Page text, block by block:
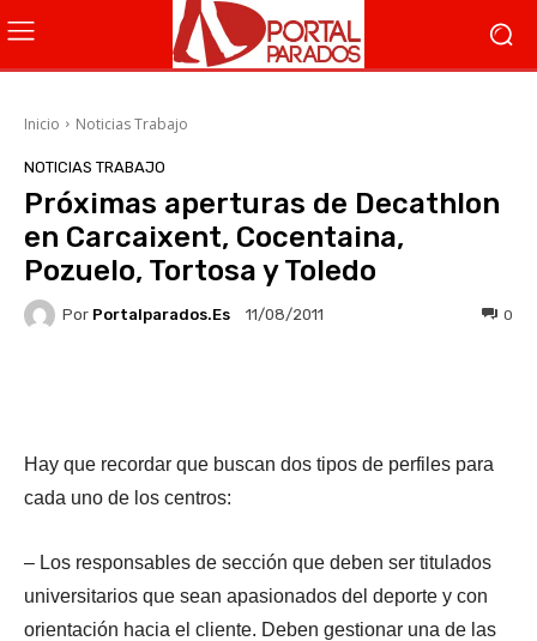
Inicio Noticias Trabajo
NOTICIAS TRABAJO
Próximas aperturas de Decathlon
en Carcaixent, Cocentaina,
Pozuelo, Tortosa y Toledo
Por Portalparados.es 11/08/2011 0
Hay que recordar que buscan dos tipos de perfiles para
cada uno de los centros:
– Los responsables de sección que deben ser titulados
universitarios que sean apasionados del deporte y con
orientación hacia el cliente. Deben gestionar una de las